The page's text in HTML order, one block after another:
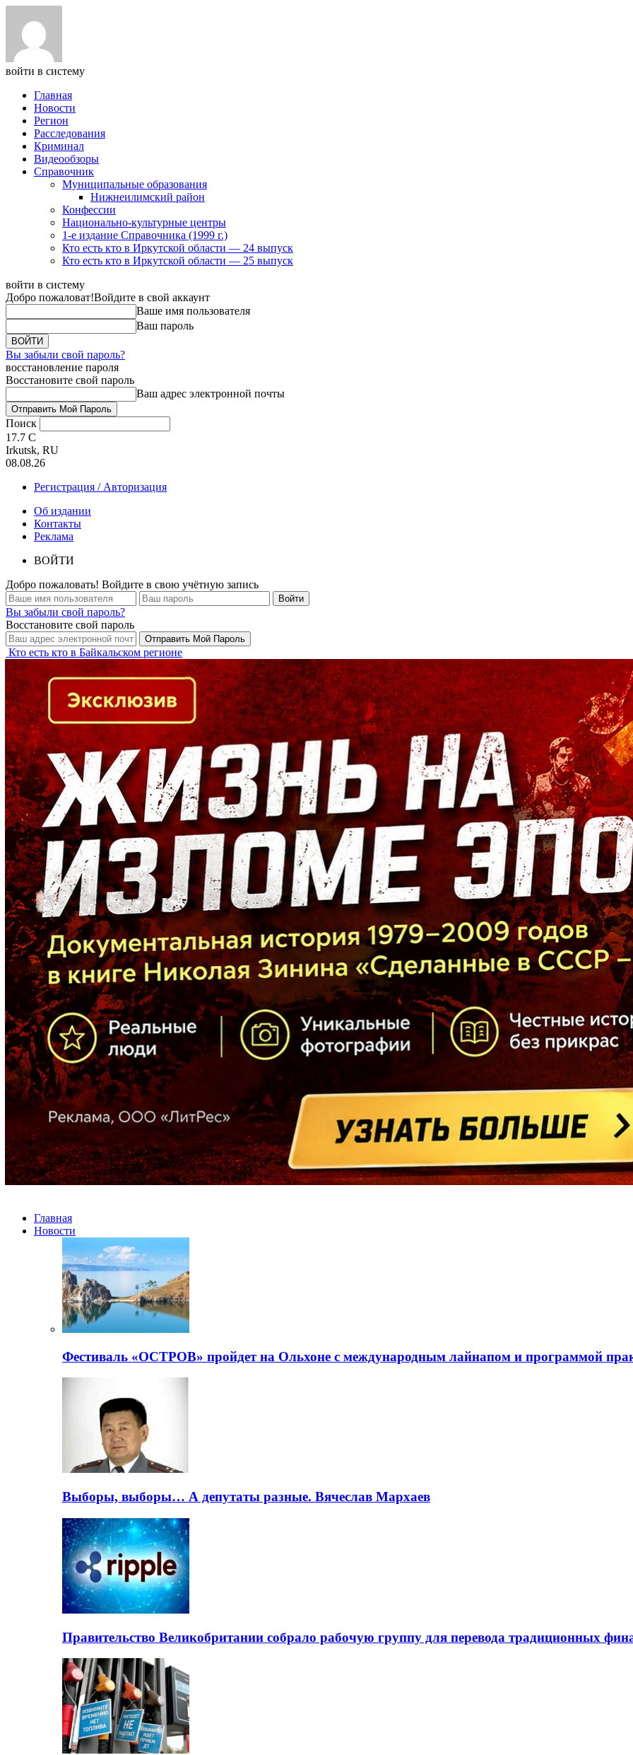
войти в систему
Главная
Новости
Регион
Расследования
Криминал
Видеообзоры
Справочник
Муниципальные образования
Нижнеилимский район
Конфессии
Национально-культурные центры
1-е издание Справочника (1999 г.)
Кто есть кто в Иркутской области — 24 выпуск
Кто есть кто в Иркутской области — 25 выпуск
войти в систему
Добро пожаловат!Войдите в свой аккаунт
Ваше имя пользователя
Ваш пароль
Вы забыли свой пароль?
восстановление пароля
Восстановите свой пароль
Ваш адрес электронной почты
Поиск
17.7 C
Irkutsk, RU
08.08.26
Регистрация / Авторизация
Об издании
Контакты
Реклама
ВОЙТИ
Добро пожаловать! Войдите в свою учётную запись
Вы забыли свой пароль?
Восстановите свой пароль
Кто есть кто в Байкальском регионе
Главная
Новости
Фестиваль «ОСТРОВ» пройдет на Ольхоне с международным лайнапом и программой
Выборы, выборы… А депутаты разные. Вячеслав Мархаев
Правительство Великобритании собрало рабочую группу для перевода традиционных